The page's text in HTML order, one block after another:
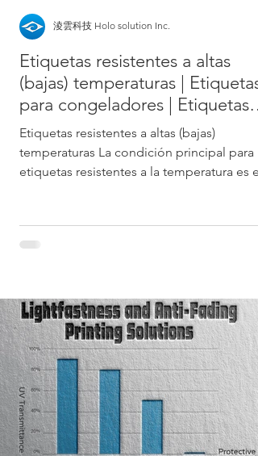
Etiquetas resistentes a altas
(bajas) temperaturas | Etiquetas
para congeladores | Etiquetas
impermeables
Etiquetas resistentes a altas (bajas)
temperaturas La condición principal para
etiquetas resistentes a la temperatura es el
淩雲科技 Holo solution Inc.